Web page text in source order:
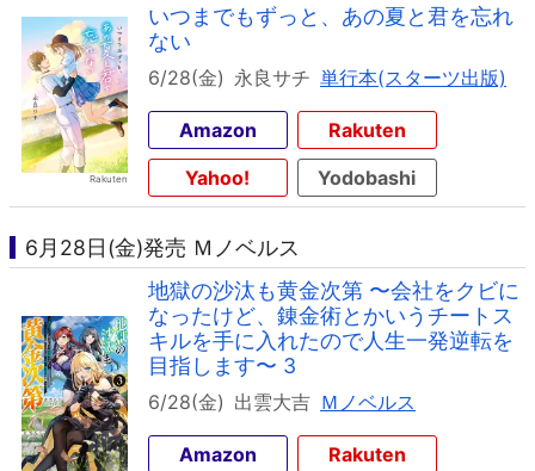
いつまでもずっと、あの夏と君を忘れ
ない
6/28(金) 永良サチ 単行本(スターツ出版)
Amazon
Rakuten
Yahoo!
Yodobashi
6月28日(金)発売 Ｍノベルス
地獄の沙汰も黄金次第 〜会社をクビに
なったけど、錬金術とかいうチートス
キルを手に入れたので人生一発逆転を
目指します〜 3
6/28(金) 出雲大吉 Ｍノベルス
Amazon Rakuten